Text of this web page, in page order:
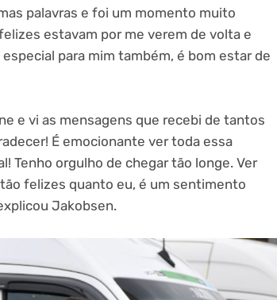
palavras e foi um momento muito
estavam por me verem de volta e
para mim também, é bom estar de
e vi as mensagens que recebi de tantos
É emocionante ver toda essa
Tenho orgulho de chegar tão longe. Ver
felizes quanto eu, é um sentimento
Jakobsen.